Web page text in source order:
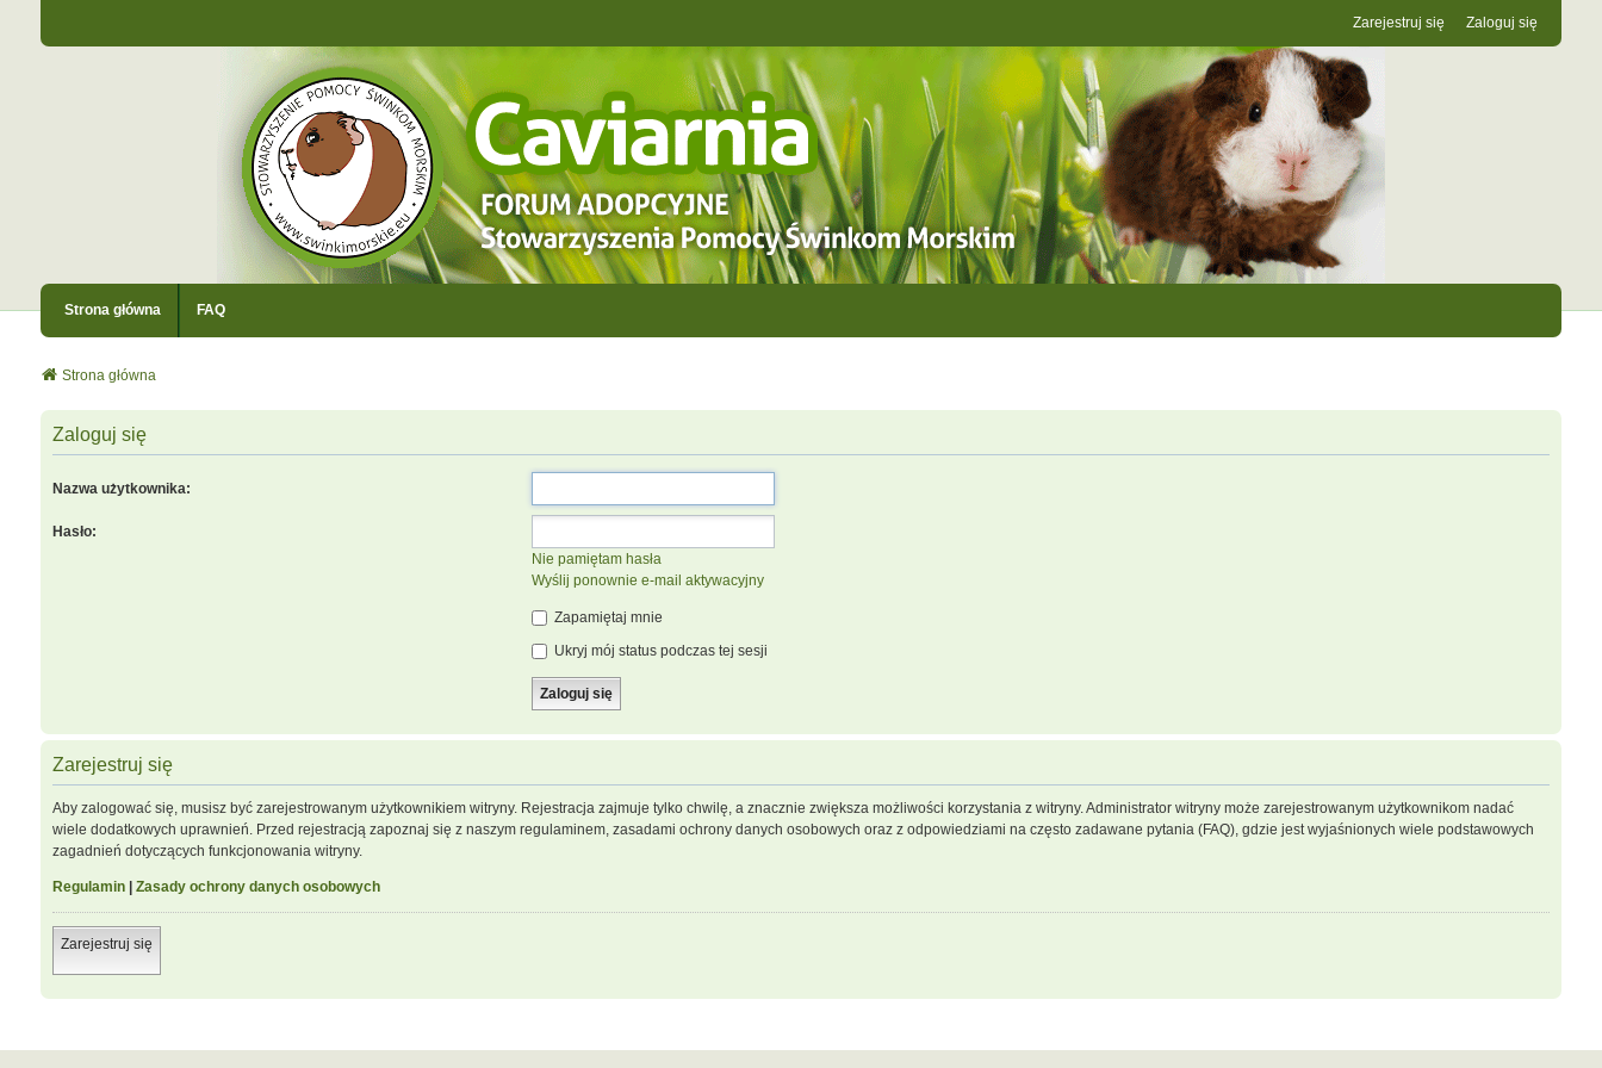
Zaloguj się
Zarejestruj się
Strona główna FAQ
Strona główna
Zaloguj się
Nazwa użytkownika:
Hasło:
Nie pamiętam hasła
Wyślij ponownie e-mail aktywacyjny
Zapamiętaj mnie
Ukryj mój status podczas tej sesji
Zarejestruj się
Aby zalogować się, musisz być zarejestrowanym użytkownikiem witryny. Rejestracja zajmuje tylko chwilę, a znacznie zwiększa możliwości korzystania z witryny. Administrator witryny może zarejestrowanym użytkownikom nadać
wiele dodatkowych uprawnień. Przed rejestracją zapoznaj się z naszym regulaminem, zasadami ochrony danych osobowych oraz z odpowiedziami na często zadawane pytania (FAQ), gdzie jest wyjaśnionych wiele podstawowych
zagadnień dotyczących funkcjonowania witryny.
Regulamin| Zasady ochrony danych osobowych
Zarejestruj się